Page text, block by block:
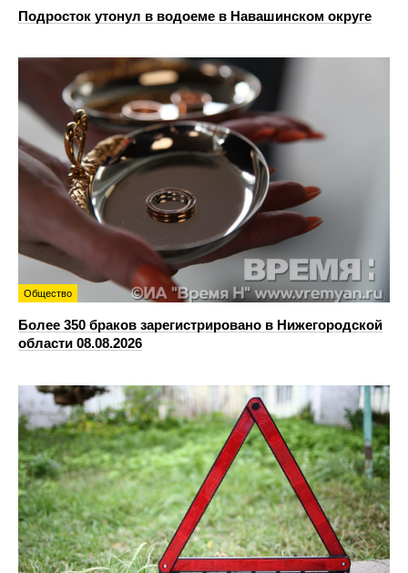
Подросток утонул в водоеме в Навашинском округе
Общество
Более 350 браков зарегистрировано в Нижегородской
области 08.08.2026